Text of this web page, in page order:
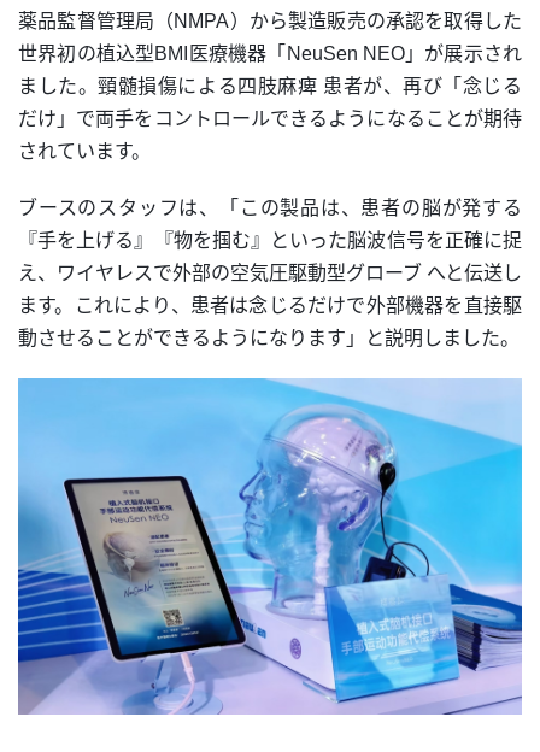
薬品監督管理局（NMPA）から製造販売の承認を取得した
世界初の植込型BMI医療機器「NeuSen NEO」が展示され
ました。頸髄損傷による四肢麻痺 患者が、再び「念じる
だけ」で両手をコントロールできるようになることが期待
されています。
ブースのスタッフは、「この製品は、患者の脳が発する
『手を上げる』『物を掴む』といった脳波信号を正確に捉
え、ワイヤレスで外部の空気圧駆動型グローブ へと伝送し
ます。これにより、患者は念じるだけで外部機器を直接駆
動させることができるようになります」と説明しました。